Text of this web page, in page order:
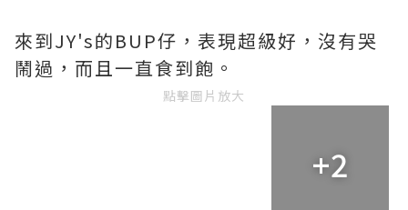
來到JY's的BUP仔，表現超級好，沒有哭
鬧過，而且一直食到飽。
點擊圖片放大
+2